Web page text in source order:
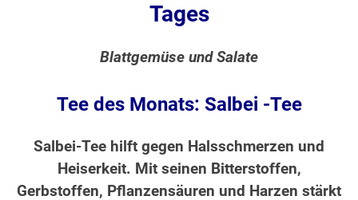
Tages
Blattgemüse und Salate
Tee des Monats: Salbei -Tee
Salbei-Tee hilft gegen Halsschmerzen und
Heiserkeit. Mit seinen Bitterstoffen,
Gerbstoffen, Pflanzensäuren und Harzen stärkt